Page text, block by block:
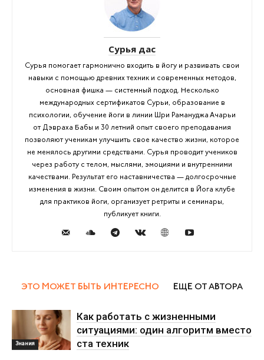
Сурья дас
Сурья помогает гармонично входить в йогу и развивать свои
навыки с помощью древних техник и современных методов,
основная фишка — системный подход. Несколько
международных сертификатов Сурьи, образование в
психологии, обучение йоги в линии Шри Рамануджа Ачарьи
от Дэвраха Бабы и 30 летний опыт своего преподавания
позволяют ученикам улучшить свое качество жизни, которое
не менялось другими средствами. Сурья проводит учеников
через работу с телом, мыслями, эмоциями и внутренними
качествами. Результат его наставничества — долгосрочные
изменения в жизни. Своим опытом он делится в Йога клубе
для практиков йоги, организует ретриты и семинары,
публикует книги.
ЭТО МОЖЕТ БЫТЬ ИНТЕРЕСНО ЕЩЕ ОТ АВТОРА
Знания
Как работать с жизненными
ситуациями: один алгоритм вместо
ста техник